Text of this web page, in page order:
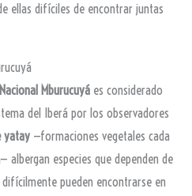
ellas difíciles de encontrar juntas
Mburucuyá es considerado
del Iberá por los observadores
yatay —formaciones vegetales cada
albergan especies que dependen de
pueden encontrarse en